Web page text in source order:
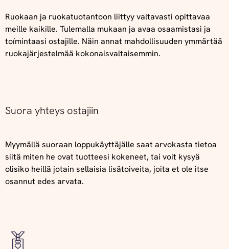
Ruokaan ja ruokatuotantoon liittyy valtavasti opittavaa
meille kaikille. Tulemalla mukaan ja avaa osaamistasi ja
toímintaasi ostajille. Näin annat mahdollisuuden ymmärtää
ruokajärjestelmää kokonaisvaltaisemmin.
Suora yhteys ostajiin
Myymällä suoraan loppukäyttäjälle saat arvokasta tietoa
siitä miten he ovat tuotteesi kokeneet, tai voit kysyä
olisiko heillä jotain sellaisia lisätoiveita, joita et ole itse
osannut edes arvata.